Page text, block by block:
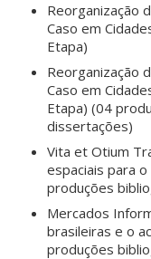
Reorganização
Caso em
Etapa)
Reorganização
Caso em
Etapa) (04
dissertações)
Vita et Otium
espaciais para
produções
Mercados
brasileiras e o
produções